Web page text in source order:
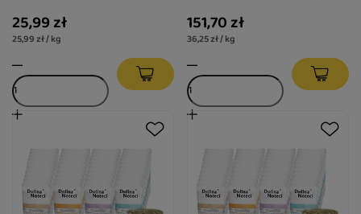
kg
25,99 zł
25,99 zł / kg
Moments z cielęciną 185 g
151,70 zł
36,25 zł / kg